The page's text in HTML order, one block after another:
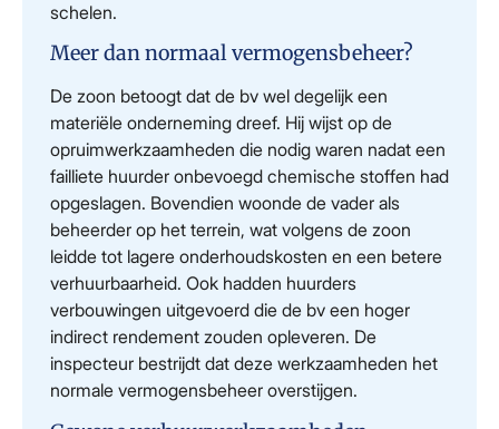
schelen.
Meer dan normaal vermogensbeheer?
De zoon betoogt dat de bv wel degelijk een
materiële onderneming dreef. Hij wijst op de
opruimwerkzaamheden die nodig waren nadat een
failliete huurder onbevoegd chemische stoffen had
opgeslagen. Bovendien woonde de vader als
beheerder op het terrein, wat volgens de zoon
leidde tot lagere onderhoudskosten en een betere
verhuurbaarheid. Ook hadden huurders
verbouwingen uitgevoerd die de bv een hoger
indirect rendement zouden opleveren. De
inspecteur bestrijdt dat deze werkzaamheden het
normale vermogensbeheer overstijgen.